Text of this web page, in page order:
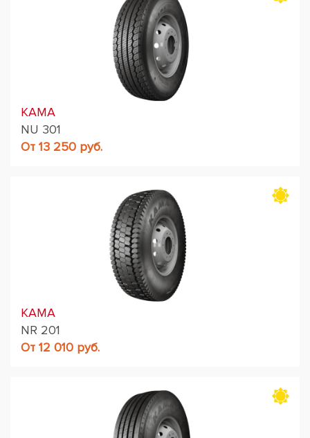
KAMA
NU 301
От 13 250 руб.
KAMA
NR 201
От 12 010 руб.